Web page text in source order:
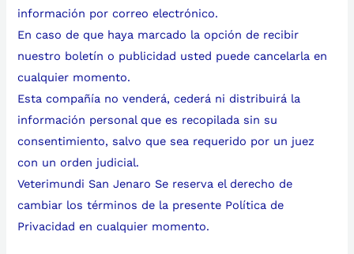
información por correo electrónico.
En caso de que haya marcado la opción de recibir
nuestro boletín o publicidad usted puede cancelarla en
cualquier momento.
Esta compañía no venderá, cederá ni distribuirá la
información personal que es recopilada sin su
consentimiento, salvo que sea requerido por un juez
con un orden judicial.
Veterimundi San Jenaro Se reserva el derecho de
cambiar los términos de la presente Política de
Privacidad en cualquier momento.